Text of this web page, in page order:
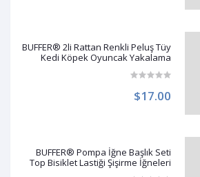
BUFFER® 2li Rattan Renkli Peluş Tüy
Kedi Köpek Oyuncak Yakalama
$17.00
BUFFER® Pompa İğne Başlık Seti
Top Bisiklet Lastiği Şişirme İğneleri